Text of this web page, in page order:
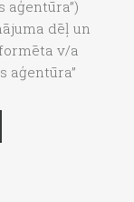
aģentūra”)
dēļ un
v/a
aģentūra”